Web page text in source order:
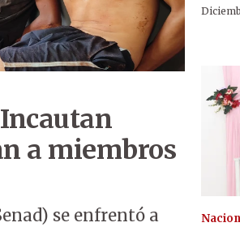
a miembros
se enfrentó a